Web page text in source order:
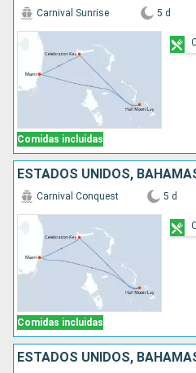
Comidas incluidas
Carnival Sunrise 5 d
ESTADOS UNIDOS,
Comidas incluidas
Carnival Conquest 5 d
ESTADOS UNIDOS,